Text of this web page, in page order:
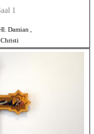
1
Damian,